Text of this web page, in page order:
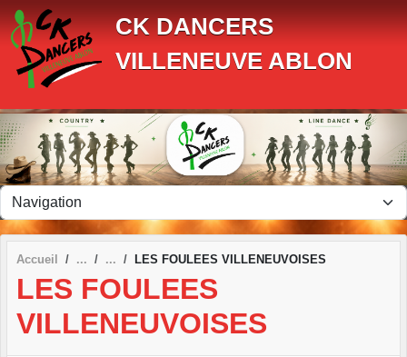
CK DANCERS
VILLENEUVE ABLON
Accueil LES FOULEES VILLENEUVOISES
LES FOULEES
VILLENEUVOISES
Panneau de gestion des cookies